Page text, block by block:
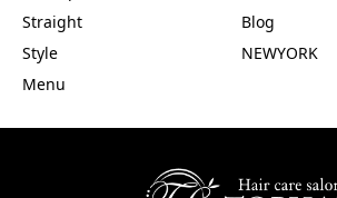
Straight
Style
Menu
Blog
NEWYORK